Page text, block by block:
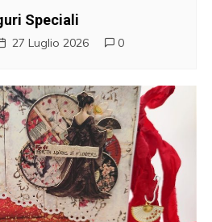
Speciali
27 Luglio 2026 0